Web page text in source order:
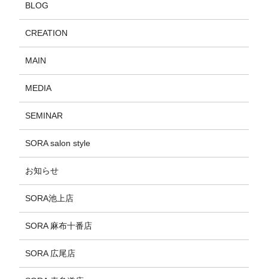
BLOG
CREATION
MAIN
MEDIA
SEMINAR
SORA salon style
お知らせ
SORA池上店
SORA 麻布十番店
SORA 広尾店